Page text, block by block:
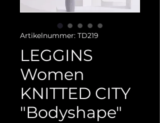
Artikelnummer: TD219
LEGGINS
Women
KNITTED CITY
"Bodyshape"